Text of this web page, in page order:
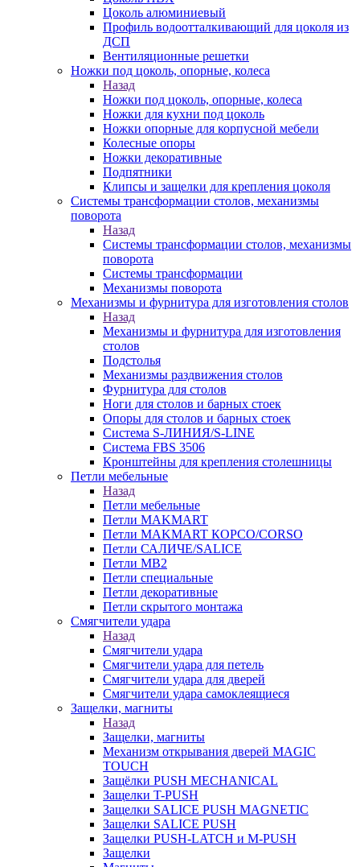
Цоколь алюминиевый
Профиль водоотталкивающий для цоколя из
ДСП
Вентиляционные решетки
Ножки под цоколь, опорные, колеса
Назад
Ножки под цоколь, опорные, колеса
Ножки для кухни под цоколь
Ножки опорные для корпусной мебели
Колесные опоры
Ножки декоративные
Подпятники
Клипсы и защелки для крепления цоколя
Системы трансформации столов, механизмы
поворота
Назад
Системы трансформации столов, механизмы
поворота
Системы трансформации
Механизмы поворота
Механизмы и фурнитура для изготовления столов
Назад
Механизмы и фурнитура для изготовления
столов
Подстолья
Механизмы раздвижения столов
Фурнитура для столов
Ноги для столов и барных стоек
Опоры для столов и барных стоек
Система S-ЛИНИЯ/S-LINE
Система FBS 3506
Кронштейны для крепления столешницы
Петли мебельные
Назад
Петли мебельные
Петли MAKMART
Петли MAKMART КОРСО/CORSO
Петли САЛИЧЕ/SALICE
Петли MB2
Петли специальные
Петли декоративные
Петли скрытого монтажа
Смягчители удара
Назад
Смягчители удара
Смягчители удара для петель
Смягчители удара для дверей
Cмягчители удара самоклеящиеся
Защелки, магниты
Назад
Защелки, магниты
Механизм открывания дверей MAGIC
TOUCH
Защёлки PUSH MECHANICAL
Защелки T-PUSH
Защелки SALICE PUSH MAGNETIC
Защелки SALICE PUSH
Защелки PUSH-LATCH и M-PUSH
Защелки